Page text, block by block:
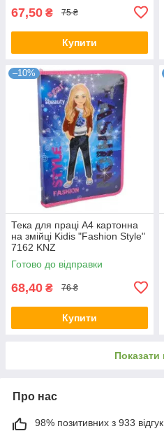
67,50 ₴ 75 ₴
Купити
–10%
Тека для праці А4 картонна
на змійці Kidis "Fashion Style"
7162 KNZ
Готово до відправки
68,40 ₴ 76 ₴
Купити
Показати
Про нас
98% позитивних з 933